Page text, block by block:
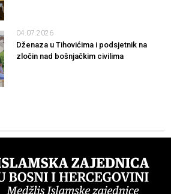
04.07.2026
Dženaza u Tihovićima i podsjetnik na
zločin nad bošnjačkim civilima